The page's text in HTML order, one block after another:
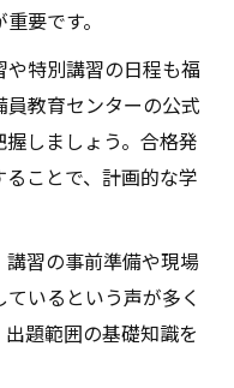
要です。
特別講習の日程も福
教育センターの公式
しましょう。合格発
ことで、計画的な学
習の事前準備や現場
いるという声が多く
題範囲の基礎知識を